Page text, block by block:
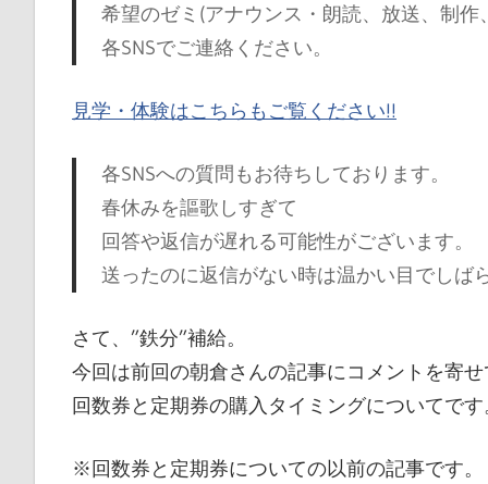
希望のゼミ(アナウンス・朗読、放送、制作
各SNSでご連絡ください。
見学・体験はこちらもご覧ください!!
各SNSへの質問もお待ちしております。
春休みを謳歌しすぎて
回答や返信が遅れる可能性がございます。
送ったのに返信がない時は温かい目でしば
さて、”鉄分”補給。
今回は前回の朝倉さんの記事にコメントを寄
回数券と定期券の購入タイミングについてです
※回数券と定期券についての以前の記事です。